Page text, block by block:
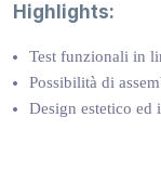
Highlights:
Test funzionali in
Possibilità di
Design estetico ed